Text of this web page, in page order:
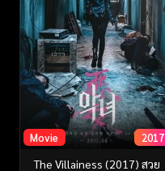
Movie 2017
The Villainess (2017) สวย